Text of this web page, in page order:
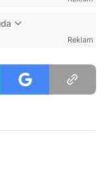
Reklam